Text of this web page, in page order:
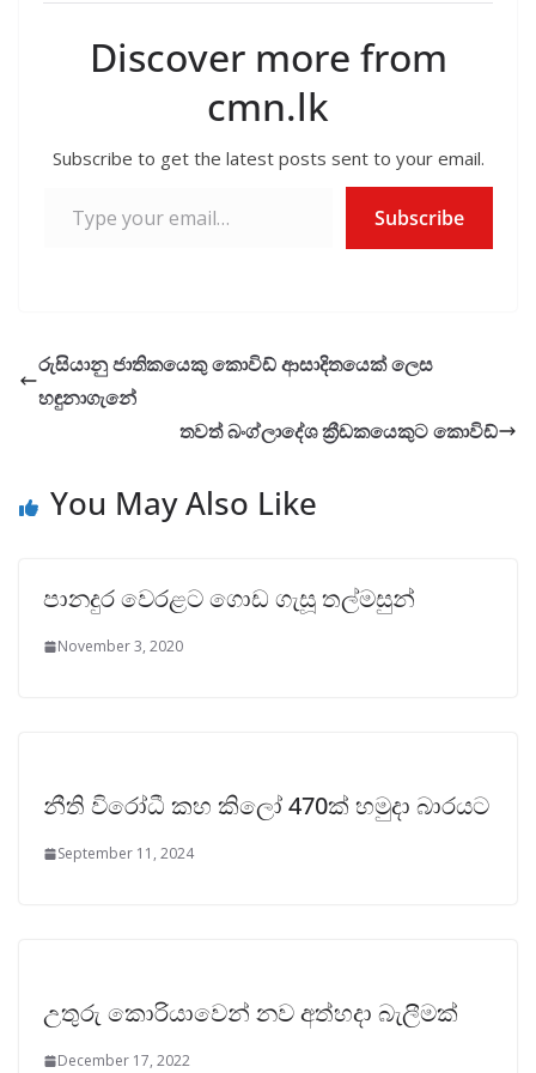
e
b
k
itt
er
ai
l
at
s
A
p
p
er ar
e
Discover more from
cmn.lk
Subscribe to get the latest posts sent to your email.
Subscribe
රුසියානු ජාතිකයෙකු කොවිඩ් ආසාදිතයෙක් ලෙස
හඳුනාගැනේ
තවත් බංග්ලාදේශ ක්‍රීඩකයෙකුට කොවිඩ්
You May Also Like
පානදුර වෙරළට ගොඩ ගැසූ තල්මසුන්
November 3, 2020
නීති විරෝධී කහ කිලෝ 470ක් හමුදා බාරයට
September 11, 2024
උතුරු කොරියාවෙන් නව අත්හදා බැලීමක්
December 17, 2022